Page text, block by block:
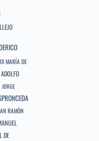
MARÍA DE
JORGE
RAMÓN
DE